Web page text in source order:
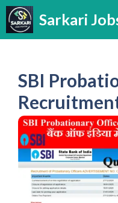
Skip
to
content
Sarkari
SBI